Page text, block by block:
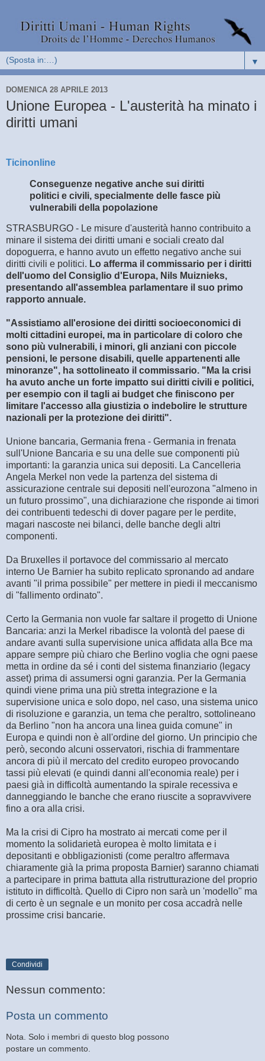
▼
DOMENICA 28 APRILE 2013
Unione Europea - L'austerità ha minato i
diritti umani
Ticinonline
Conseguenze negative anche sui diritti
politici e civili, specialmente delle fasce più
vulnerabili della popolazione
STRASBURGO - Le misure d'austerità hanno contribuito a
minare il sistema dei diritti umani e sociali creato dal
dopoguerra, e hanno avuto un effetto negativo anche sui
diritti civili e politici. Lo afferma il commissario per i diritti
dell'uomo del Consiglio d'Europa, Nils Muiznieks,
presentando all'assemblea parlamentare il suo primo
rapporto annuale.
"Assistiamo all'erosione dei diritti socioeconomici di
molti cittadini europei, ma in particolare di coloro che
sono più vulnerabili, i minori, gli anziani con piccole
pensioni, le persone disabili, quelle appartenenti alle
minoranze", ha sottolineato il commissario. "Ma la crisi
ha avuto anche un forte impatto sui diritti civili e politici,
per esempio con il tagli ai budget che finiscono per
limitare l'accesso alla giustizia o indebolire le strutture
nazionali per la protezione dei diritti".
Unione bancaria, Germania frena - Germania in frenata
sull'Unione Bancaria e su una delle sue componenti più
importanti: la garanzia unica sui depositi. La Cancelleria
Angela Merkel non vede la partenza del sistema di
assicurazione centrale sui depositi nell'eurozona "almeno in
un futuro prossimo", una dichiarazione che risponde ai timori
dei contribuenti tedeschi di dover pagare per le perdite,
magari nascoste nei bilanci, delle banche degli altri
componenti.
Da Bruxelles il portavoce del commissario al mercato
interno Ue Barnier ha subito replicato spronando ad andare
avanti "il prima possibile" per mettere in piedi il meccanismo
di "fallimento ordinato".
Certo la Germania non vuole far saltare il progetto di Unione
Bancaria: anzi la Merkel ribadisce la volontà del paese di
andare avanti sulla supervisione unica affidata alla Bce ma
appare sempre più chiaro che Berlino voglia che ogni paese
metta in ordine da sé i conti del sistema finanziario (legacy
asset) prima di assumersi ogni garanzia. Per la Germania
quindi viene prima una più stretta integrazione e la
supervisione unica e solo dopo, nel caso, una sistema unico
di risoluzione e garanzia, un tema che peraltro, sottolineano
da Berlino "non ha ancora una linea guida comune" in
Europa e quindi non è all'ordine del giorno. Un principio che
però, secondo alcuni osservatori, rischia di frammentare
ancora di più il mercato del credito europeo provocando
tassi più elevati (e quindi danni all'economia reale) per i
paesi già in difficoltà aumentando la spirale recessiva e
danneggiando le banche che erano riuscite a sopravvivere
fino a ora alla crisi.
Ma la crisi di Cipro ha mostrato ai mercati come per il
momento la solidarietà europea è molto limitata e i
depositanti e obbligazionisti (come peraltro affermava
chiaramente già la prima proposta Barnier) saranno chiamati
a partecipare in prima battuta alla ristrutturazione del proprio
istituto in difficoltà. Quello di Cipro non sarà un 'modello" ma
di certo è un segnale e un monito per cosa accadrà nelle
prossime crisi bancarie.
Condividi
Nessun commento:
Posta un commento
Nota. Solo i membri di questo blog possono
postare un commento.